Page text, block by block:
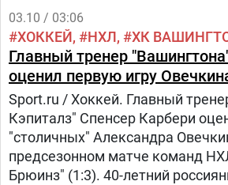
03.10 / 03:06
ХОККЕЙ НХЛ ХК
Главный тренер
оценил первую игру
Sport.ru / Хоккей. Главный
Кэпиталз" Спенсер Карбери
"столичных" Александра
предсезонном матче команд
Брюинз" (1:3). 40-летний